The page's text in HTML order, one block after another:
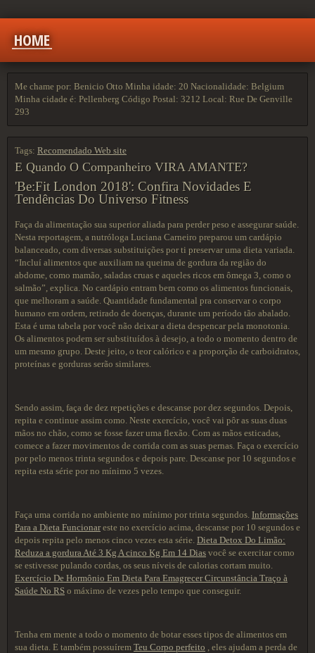
HOME
Me chame por: Benicio Otto Minha idade: 20 Nacionalidade: Belgium
Minha cidade é: Pellenberg Código Postal: 3212 Local: Rue De Genville
293
Tags: Recomendado Web site
E Quando O Companheiro VIRA AMANTE?
'Be:Fit London 2018': Confira Novidades E
Tendências Do Universo Fitness
Faça da alimentação sua superior aliada para perder peso e assegurar saúde.
Nesta reportagem, a nutróloga Luciana Carneiro preparou um cardápio
balanceado, com diversas substituições por ti preservar uma dieta variada.
“Incluí alimentos que auxiliam na queima de gordura da região do
abdome, como mamão, saladas cruas e aqueles ricos em ômega 3, como o
salmão”, explica. No cardápio entram bem como os alimentos funcionais,
que melhoram a saúde. Quantidade fundamental pra conservar o corpo
humano em ordem, retirado de doenças, durante um período tão abalado.
Esta é uma tabela por você não deixar a dieta despencar pela monotonia.
Os alimentos podem ser substituídos à desejo, a todo o momento dentro de
um mesmo grupo. Deste jeito, o teor calórico e a proporção de carboidratos,
proteínas e gorduras serão similares.
Sendo assim, faça de dez repetições e descanse por dez segundos. Depois,
repita e continue assim como. Neste exercício, você vai pôr as suas duas
mãos no chão, como se fosse fazer uma flexão. Com as mãos esticadas,
comece a fazer movimentos de corrida com as suas pernas. Faça o exercício
por pelo menos trinta segundos e depois pare. Descanse por 10 segundos e
repita esta série por no mínimo 5 vezes.
Faça uma corrida no ambiente no mínimo por trinta segundos. Informações
Para a Dieta Funcionareste no exercício acima, descanse por 10 segundos e
depois repita pelo menos cinco vezes esta série. Dieta Detox Do Limão:
Reduza a gordura Até 3 Kg A cinco Kg Em 14 Dias você se exercitar como
se estivesse pulando cordas, os seus níveis de calorias cortam muito.
Exercício De Hormônio Em Dieta Para Emagrecer Circunstância Traço à
Saúde No RS o máximo de vezes pelo tempo que conseguir.
Tenha em mente a todo o momento de botar esses tipos de alimentos em
sua dieta. E também possuírem Teu Corpo perfeito , eles ajudam a perda de